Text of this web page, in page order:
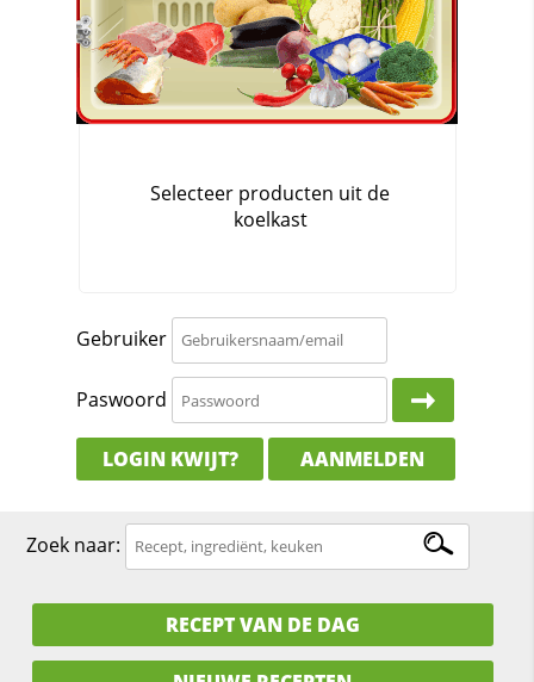
Gebruiker
Paswoord
LOGIN KWIJT? AANMELDEN
Zoek naar:
RECEPT VAN DE DAG